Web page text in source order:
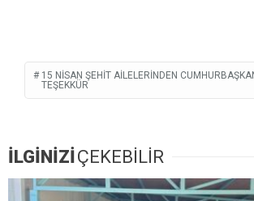
15 NISAN ŞEHIT AILELERINDEN
TEŞEKKÜR
İLGİNİZİÇEKEBİLİR